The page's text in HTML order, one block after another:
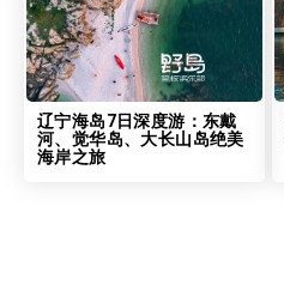
辽宁海岛7日深度游：东戴
河、觉华岛、大长山岛绝美
海岸之旅